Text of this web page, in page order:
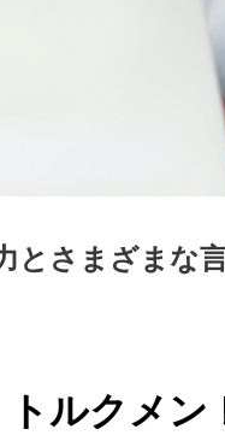
とさまざまな
ルクメ